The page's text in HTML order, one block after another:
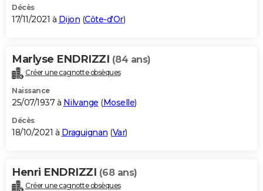
Décès
17/11/2021 à Dijon (Côte-d'Or)
Marlyse ENDRIZZI (84 ans)
Créer une cagnotte obsèques
Naissance
25/07/1937 à Nilvange (Moselle)
Décès
18/10/2021 à Draguignan (Var)
Henri ENDRIZZI (68 ans)
Créer une cagnotte obsèques